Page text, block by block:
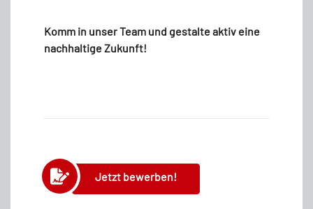
Komm in unser Team und gestalte aktiv eine
nachhaltige Zukunft!
Jetzt bewerben!